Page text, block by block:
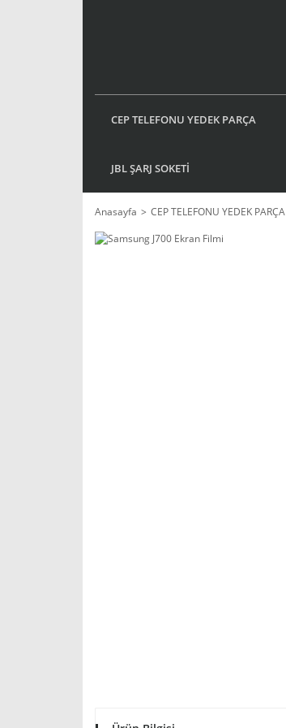
CEP TELEFONU YEDEK PARÇA
JBL ŞARJ SOKETİ
Anasayfa CEP TELEFONU YEDEK PARÇA